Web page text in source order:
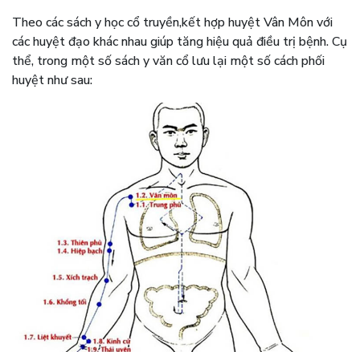
Theo các sách y học cổ truyền,kết hợp huyệt Vân Môn với
các huyệt đạo khác nhau giúp tăng hiệu quả điều trị bệnh. Cụ
thể, trong một số sách y văn cổ lưu lại một số cách phối
huyệt như sau: